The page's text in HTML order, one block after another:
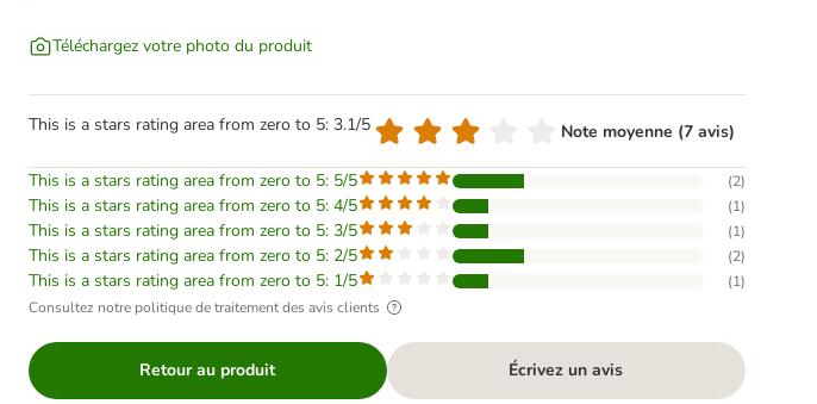
Téléchargez votre photo du produit
This is a stars rating area from zero to 5: 3.1/5 Note moyenne (7 avis)
This is a stars rating area from zero to 5: 5/5 (2)
This is a stars rating area from zero to 5: 4/5 (1)
This is a stars rating area from zero to 5: 3/5 (1)
This is a stars rating area from zero to 5: 2/5 (2)
This is a stars rating area from zero to 5: 1/5 (1)
Consultez notre politique de traitement des avis clients
Retour au produit Écrivez un avis